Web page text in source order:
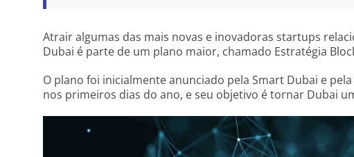
Atrair algumas das mais novas e inovadoras startups
Dubai é parte de um plano maior, chamado Estratégia
O plano foi inicialmente anunciado pela Smart Dubai e
nos primeiros dias do ano, e seu objetivo é tornar Dubai